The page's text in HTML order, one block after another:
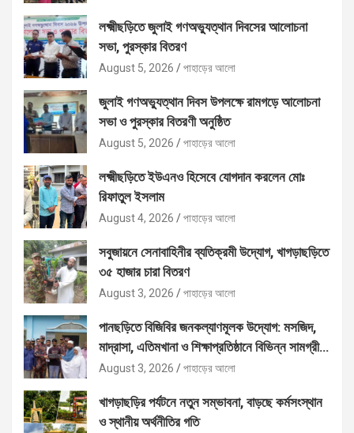
লক্ষ্মীছড়িতে জুলাই গণঅভ্যুত্থান দিবসের আলোচনা
সভা, পুরস্কার বিতরণ
August 5, 2026 পাহাড়ের আলো
জুলাই গণঅভ্যুত্থান দিবস উপলক্ষে রামগড়ে আলোচনা
সভা ও পুরস্কার বিতরণী অনুষ্ঠিত
August 5, 2026 পাহাড়ের আলো
লক্ষ্মীছড়িতে ইউএনও হিসেবে যোগদান করলেন মোঃ
রিফাতুল ইসলাম
August 4, 2026 পাহাড়ের আলো
সবুজায়নে সেনাবাহিনীর ব্যতিক্রমী উদ্যোগ, খাগড়াছড়িতে
৩৫ হাজার চারা বিতরণ
August 3, 2026 পাহাড়ের আলো
পানছড়িতে বিজিবির জনকল্যাণমূলক উদ্যোগ: মসজিদ,
মাদ্রাসা, এতিমখানা ও শিক্ষাপ্রতিষ্ঠানে বিভিন্ন সামগ্রী
বিতরণ
August 3, 2026 পাহাড়ের আলো
খাগড়াছড়ির পর্যটনে নতুন সম্ভাবনা, বাড়ছে কর্মসংস্থান
ও স্থানীয় অর্থনীতির গতি